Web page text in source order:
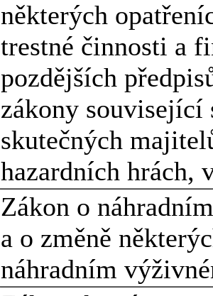
některých
trestné činnosti a
pozdějších
zákony
skutečných
hazardních hrách,
Zákon o
a o změně
náhradním